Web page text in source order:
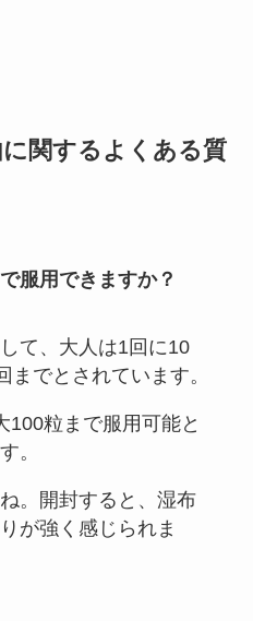
関するよくある質
服用できますか？
て、大人は1回に10
までとされています。
100粒まで服用可能と
。
。開封すると、湿布
が強く感じられま